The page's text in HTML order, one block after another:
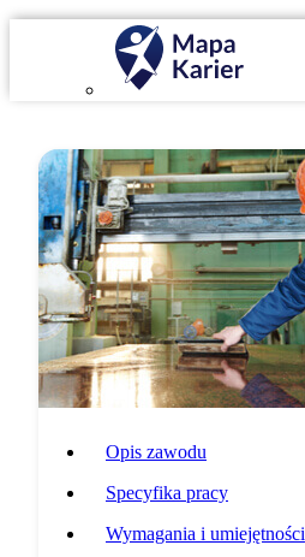
Opis zawodu
Specyfika pracy
Wymagania i umiejętności